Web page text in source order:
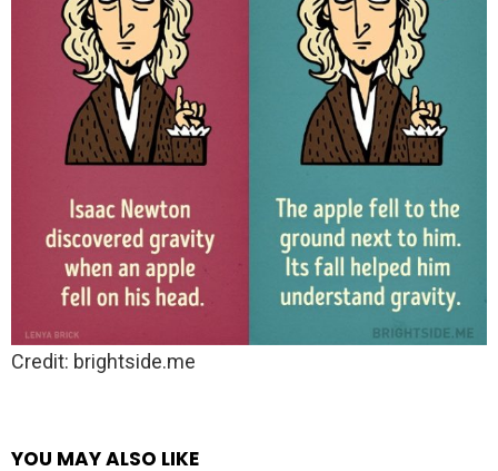
Credit: brightside.me
YOU MAY ALSO LIKE